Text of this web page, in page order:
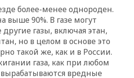
более-менее однороден.
выше 90%. В газе могут
газы, включая этан,
но в целом в основе это
такой же, как и в России.
газа, как при любом
вредные